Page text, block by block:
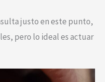
justo en este punto,
pero lo ideal es actuar